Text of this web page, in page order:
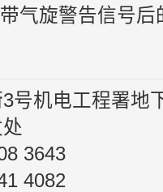
气旋警告信号
号机电工程署地
3643
4082